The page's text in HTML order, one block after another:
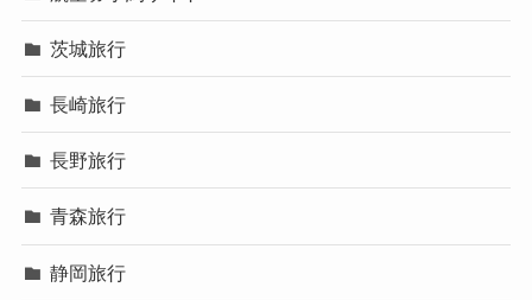
茨城旅行
長崎旅行
長野旅行
青森旅行
静岡旅行